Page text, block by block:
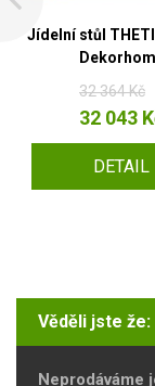
Jídelní stůl
32 364 Kč
32 043
DETAIL
Věděli jste že:
Neprodáváme